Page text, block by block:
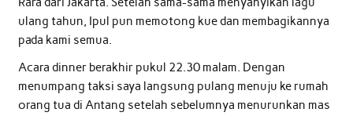
ulang tahun, Ipul pun memotong kue dan membagikannya
pada kami semua.
Acara dinner berakhir pukul 22.30 malam. Dengan
menumpang taksi saya langsung pulang menuju ke rumah
orang tua di Antang setelah sebelumnya menurunkan mas